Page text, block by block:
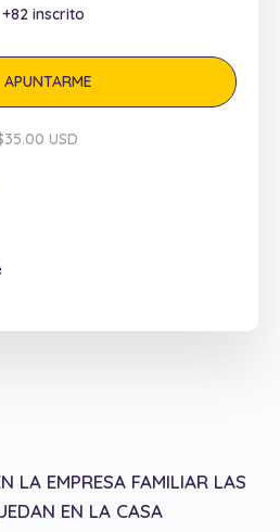
LA EMPRESA FAMILIAR LAS
EN LA CASA
+82 inscrito
APUNTARME
USD